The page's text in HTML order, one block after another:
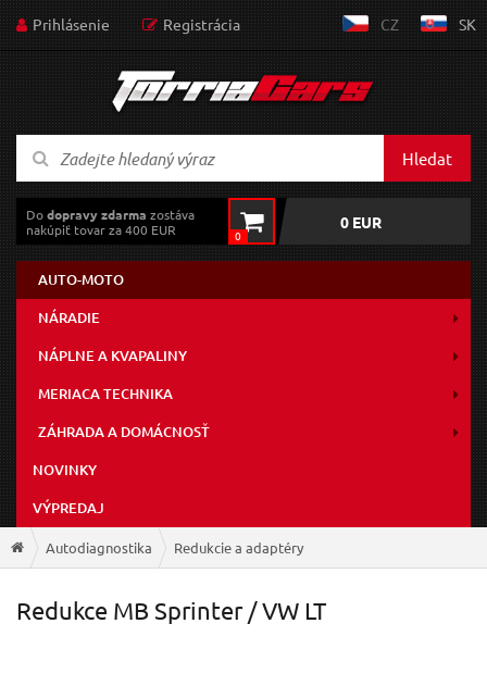
Prihlásenie Registrácia CZ SK
Hledat
Dodopravy zdarma zostáva
nakúpiť tovar za 400 EUR
0
0 EUR
AUTO-MOTO
NÁRADIE
NÁPLNE A KVAPALINY
MERIACA TECHNIKA
ZÁHRADA A DOMÁCNOSŤ
NOVINKY
VÝPREDAJ
Autodiagnostika Redukcie a adaptéry
Redukce MB Sprinter / VW LT